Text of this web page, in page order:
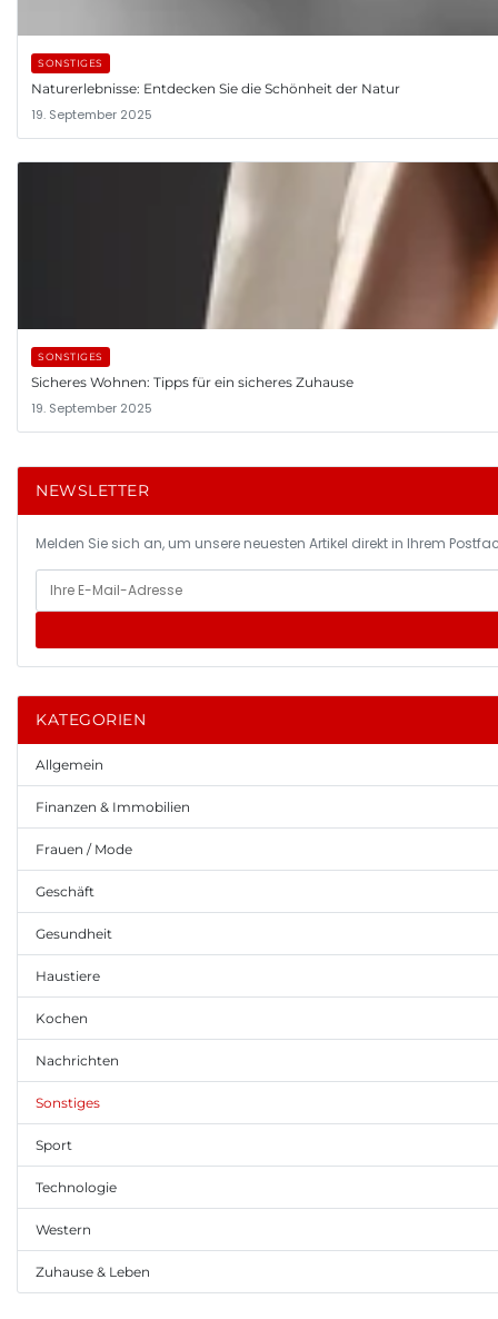
SONSTIGES
Naturerlebnisse: Entdecken Sie die Schönheit der Natur
19. September 2025
SONSTIGES
Sicheres Wohnen: Tipps für ein sicheres Zuhause
19. September 2025
NEWSLETTER
Melden Sie sich an, um unsere neuesten Artikel direkt in Ihrem
KATEGORIEN
Allgemein
Finanzen & Immobilien
Frauen / Mode
Geschäft
Gesundheit
Haustiere
Kochen
Nachrichten
Sonstiges
Sport
Technologie
Western
Zuhause & Leben